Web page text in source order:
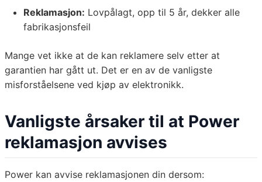
Reklamasjon: Lovpålagt, opp til 5 år, dekker alle
fabrikasjonsfeil
Mange vet ikke at de kan reklamere selv etter at
garantien har gått ut. Det er en av de vanligste
misforståelsene ved kjøp av elektronikk.
Vanligste årsaker til at Power
reklamasjon avvises
Power kan avvise reklamasjonen din dersom: